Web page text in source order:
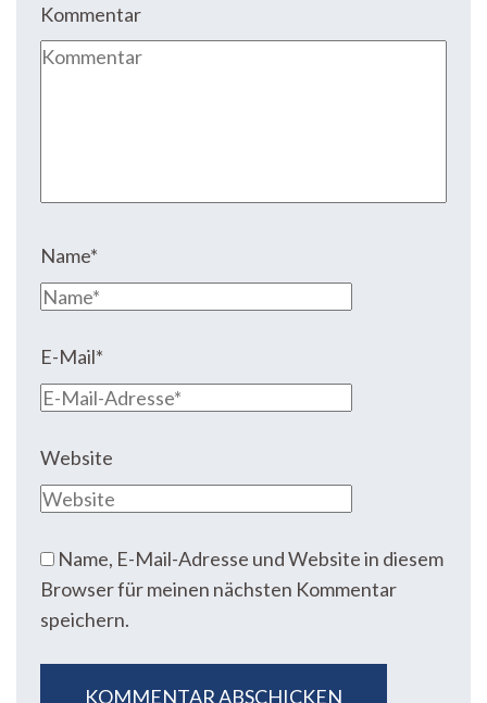
Kommentar
Name*
E-Mail*
Website
Name, E-Mail-Adresse und Website in diesem
Browser für meinen nächsten Kommentar
speichern.